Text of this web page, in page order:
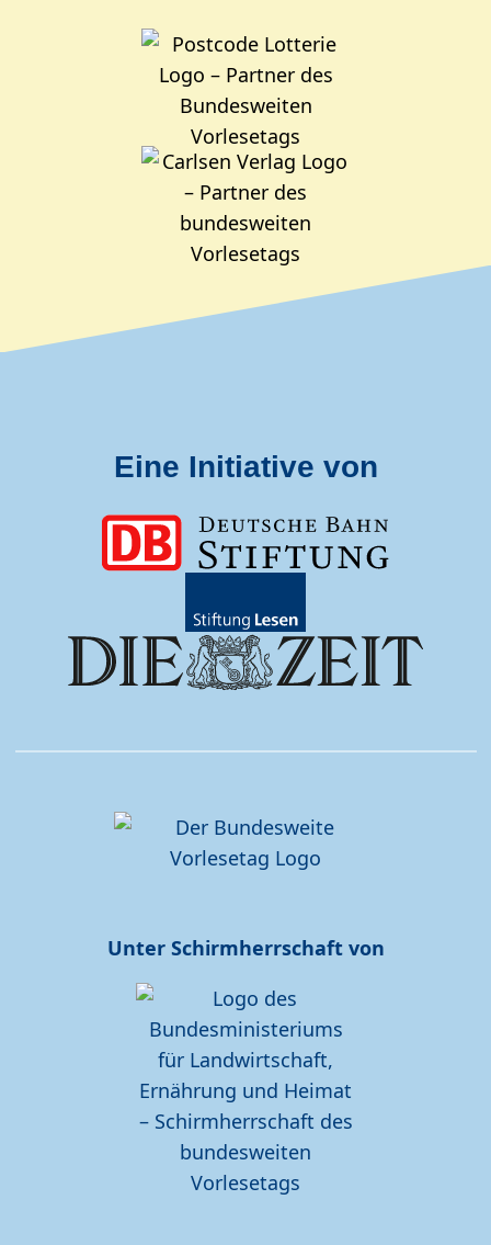
Eine Initiative von
Unter Schirmherrschaft von